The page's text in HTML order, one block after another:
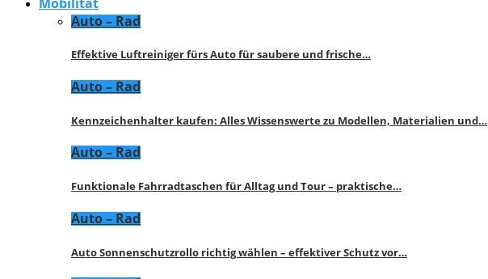
Auto – Rad
Effektive Luftreiniger fürs Auto für saubere und frische…
Auto – Rad
Kennzeichenhalter kaufen: Alles Wissenswerte zu Modellen, Materialien und…
Auto – Rad
Funktionale Fahrradtaschen für Alltag und Tour – praktische…
Auto – Rad
Auto Sonnenschutzrollo richtig wählen – effektiver Schutz vor…